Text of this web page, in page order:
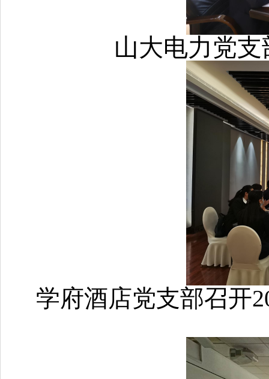
山大电力党支
学府酒店党支部召开